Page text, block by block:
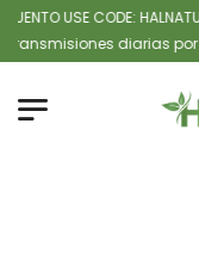
USE CODE: HALNATUR
diarias por TIK TOK